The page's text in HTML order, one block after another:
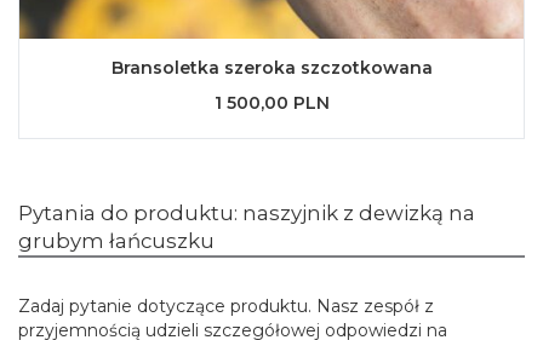
Bransoletka szeroka szczotkowana
1 500,00 PLN
Pytania do produktu: naszyjnik z dewizką na
grubym łańcuszku
Zadaj pytanie dotyczące produktu. Nasz zespół z
przyjemnością udzieli szczegółowej odpowiedzi na